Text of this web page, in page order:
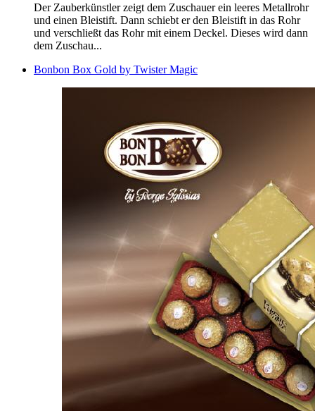
Der Zauberkünstler zeigt dem Zuschauer ein leeres Metallrohr
und einen Bleistift. Dann schiebt er den Bleistift in das Rohr
und verschließt das Rohr mit einem Deckel. Dieses wird dann
dem Zuschau...
Bonbon Box Gold by Twister Magic